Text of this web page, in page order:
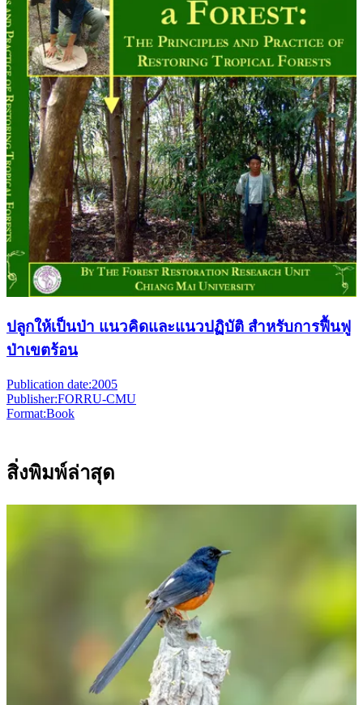
ปลูกให้เป็นป่า แนวคิดและแนวปฏิบัติ สำหรับการฟื้นฟู
ป่าเขตร้อน
Publication date:2005
Publisher:FORRU-CMU
Format:Book
สิ่งพิมพ์ล่าสุด